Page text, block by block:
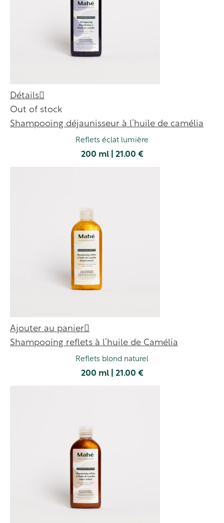
Détails
Out of stock
Shampooing déjaunisseur à l’huile de camélia
Reflets éclat lumière
200 ml | 21.00 €
Ajouter au panier
Shampooing reflets à l’huile de Camélia
Reflets blond naturel
200 ml | 21.00 €